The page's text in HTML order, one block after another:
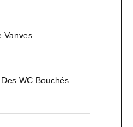
Vanves
WC Bouchés